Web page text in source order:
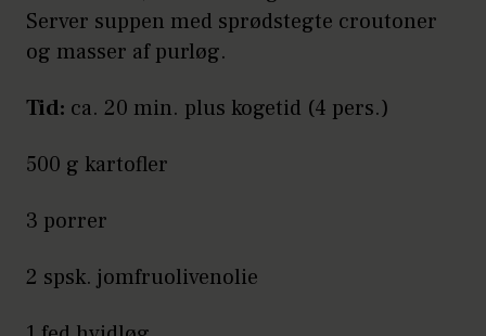
Server suppen med sprødstegte croutoner
og masser af purløg.
Tid: ca. 20 min. plus kogetid (4 pers.)
500 g kartofler
3 porrer
2 spsk. jomfruolivenolie